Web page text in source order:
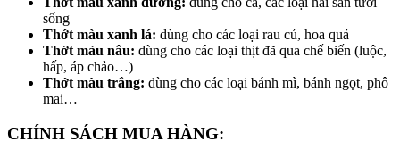
sống
Thớt màu xanh lá: dùng cho các loại rau củ, hoa quả
Thớt màu nâu: dùng cho các loại thịt đã qua chế biến (luộc,
hấp, áp chảo…)
Thớt màu trắng: dùng cho các loại bánh mì, bánh ngọt, phô
mai…
CHÍNH SÁCH MUA HÀNG: